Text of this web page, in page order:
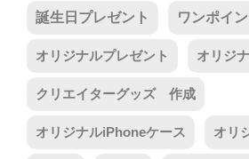
誕生日プレゼント ワンポイン
オリジナルプレゼント オリジ
クリエイターグッズ 作成
オリジナルiPhoneケース オリ